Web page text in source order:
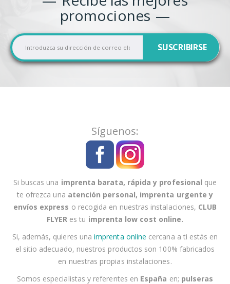
promociones
I
n
s
r
u
SUSCRIBIRSE
Síguenos:
Si buscas una imprenta barata, rápida y profesional que
te ofrezca una atención personal, imprenta urgente y
envíos express o recogida en nuestras instalaciones, CLUB
FLYER es tu imprenta low cost online.
Si, además, quieres unaimprenta online cercana a ti estás en
el sitio adecuado, nuestros productos son 100% fabricados
en nuestras propias instalaciones.
Somos especialistas y referentes en España en; pulseras